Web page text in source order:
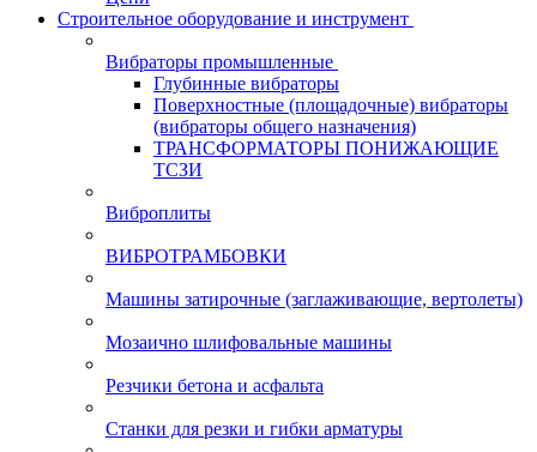
Строительное оборудование и инструмент
Вибраторы промышленные
Глубинные вибраторы
Поверхностные (площадочные) вибраторы
(вибраторы общего назначения)
ТРАНСФОРМАТОРЫ ПОНИЖАЮЩИЕ
ТСЗИ
Виброплиты
ВИБРОТРАМБОВКИ
Машины затирочные (заглаживающие, вертолеты)
Мозаично шлифовальные машины
Резчики бетона и асфальта
Станки для резки и гибки арматуры